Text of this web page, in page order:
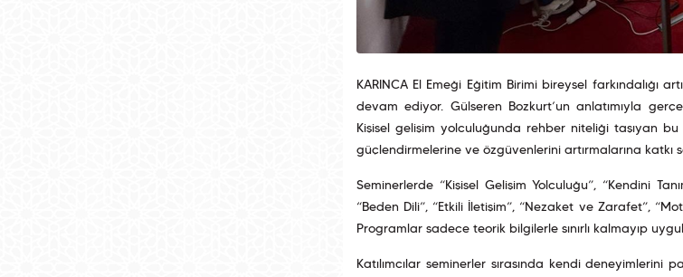
KARINCA El Emeği Eğitim Birimi bireysel farkındalığı
devam ediyor. Gülseren Bozkurt’un anlatımıyla
Kişisel gelişim yolculuğunda rehber niteliği taşıyan
güçlendirmelerine ve özgüvenlerini artırmalarına katkı
Seminerlerde “Kişisel Gelişim Yolculuğu”, “Kendini
“Beden Dili”, “Etkili İletişim”, “Nezaket ve Zarafet”,
Programlar sadece teorik bilgilerle sınırlı kalmayıp
Katılımcılar seminerler sırasında kendi